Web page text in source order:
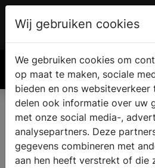
Wij gebruiken cookies
We gebruiken cookies om
op maat te maken, sociale
bieden en ons websiteverkeer
delen ook informatie over uw
met onze social media-,
analysepartners. Deze
gegevens combineren met
aan hen heeft verstrekt of die